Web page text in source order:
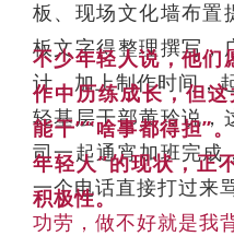
板、现场文化墙布置
板文字得整理撰写，
计，加上制作时间，
轻基层干部黄玲说，
司一起通宵加班完成
一个电话直接打过来
功劳，做不好就是我
不少年轻人说，他们
作中历练成长，但
能干”“啥事都得担”
年轻人”的现状，正
积极性。